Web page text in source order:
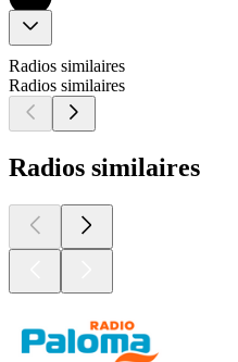
Radios similaires
Radios similaires
Radios similaires